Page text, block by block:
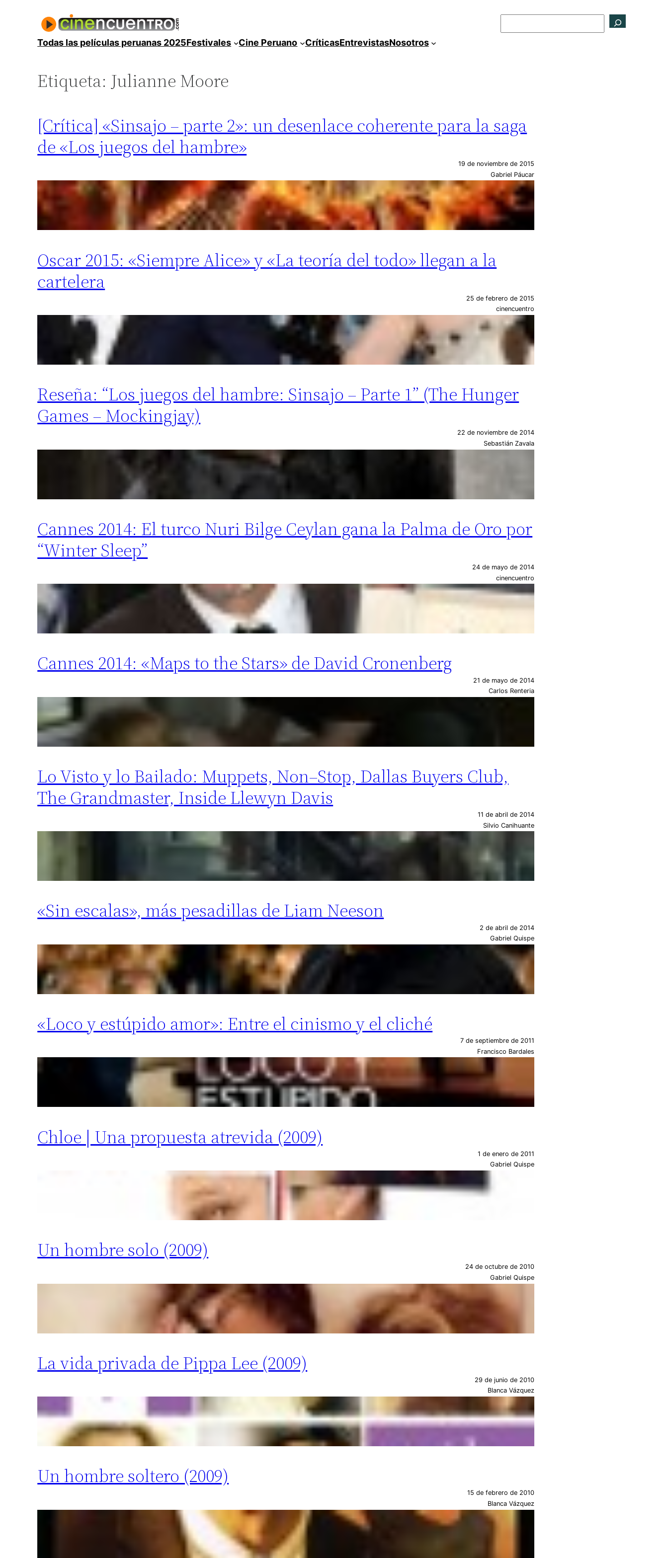
contenidoTodas las películas peruanas 2025Festivales Cine Peruano CríticasEntrevistasNosotros
Etiqueta: Julianne Moore
[Crítica] «Sinsajo – parte 2»: un desenlace coherente para la saga
de «Los juegos del hambre»
19 de noviembre de 2015
Gabriel Páucar
Oscar 2015: «Siempre Alice» y «La teoría del todo» llegan a la
cartelera
25 de febrero de 2015
cinencuentro
Reseña: “Los juegos del hambre: Sinsajo – Parte 1” (The Hunger
Games – Mockingjay)
22 de noviembre de 2014
Sebastián Zavala
Cannes 2014: El turco Nuri Bilge Ceylan gana la Palma de Oro por
“Winter Sleep”
24 de mayo de 2014
cinencuentro
Cannes 2014: «Maps to the Stars» de David Cronenberg
21 de mayo de 2014
Carlos Renteria
Lo Visto y lo Bailado: Muppets, Non–Stop, Dallas Buyers Club,
The Grandmaster, Inside Llewyn Davis
11 de abril de 2014
Silvio Canihuante
«Sin escalas», más pesadillas de Liam Neeson
2 de abril de 2014
Gabriel Quispe
«Loco y estúpido amor»: Entre el cinismo y el cliché
7 de septiembre de 2011
Francisco Bardales
Chloe | Una propuesta atrevida (2009)
1 de enero de 2011
Gabriel Quispe
Un hombre solo (2009)
24 de octubre de 2010
Gabriel Quispe
La vida privada de Pippa Lee (2009)
29 de junio de 2010
Blanca Vázquez
Un hombre soltero (2009)
15 de febrero de 2010
Blanca Vázquez